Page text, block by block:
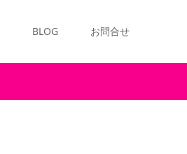
BLOG お問合せ